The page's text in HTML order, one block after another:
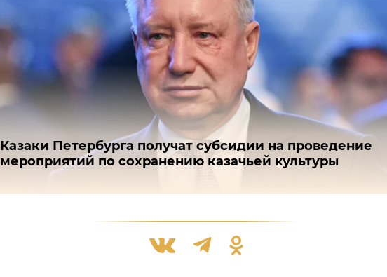
Казаки Петербурга получат субсидии на проведение
мероприятий по сохранению казачьей культуры